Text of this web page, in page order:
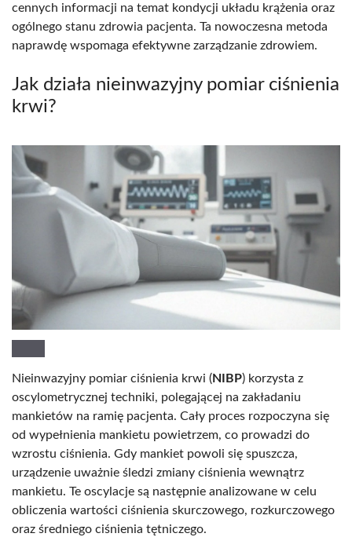
cennych informacji na temat kondycji układu krążenia oraz
ogólnego stanu zdrowia pacjenta. Ta nowoczesna metoda
naprawdę wspomaga efektywne zarządzanie zdrowiem.
Jak działa nieinwazyjny pomiar ciśnienia
krwi?
Nieinwazyjny pomiar ciśnienia krwi (NIBP) korzysta z
oscylometrycznej techniki, polegającej na zakładaniu
mankietów na ramię pacjenta. Cały proces rozpoczyna się
od wypełnienia mankietu powietrzem, co prowadzi do
wzrostu ciśnienia. Gdy mankiet powoli się spuszcza,
urządzenie uważnie śledzi zmiany ciśnienia wewnątrz
mankietu. Te oscylacje są następnie analizowane w celu
obliczenia wartości ciśnienia skurczowego, rozkurczowego
oraz średniego ciśnienia tętniczego.